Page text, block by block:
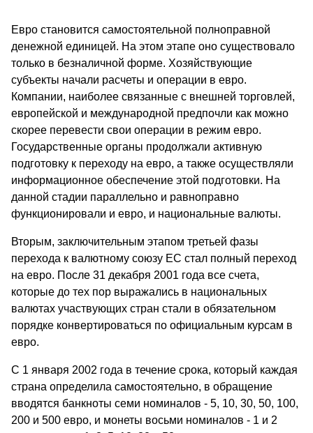
Евро становится самостоятельной полноправной
денежной единицей. На этом этапе оно существовало
только в безналичной форме. Хозяйствующие
субъекты начали расчеты и операции в евро.
Компании, наиболее связанные с внешней торговлей,
европейской и международной предпочли как можно
скорее перевести свои операции в режим евро.
Государственные органы продолжали активную
подготовку к переходу на евро, а также осуществляли
информационное обеспечение этой подготовки. На
данной стадии параллельно и равноправно
функционировали и евро, и национальные валюты.
Вторым, заключительным этапом третьей фазы
перехода к валютному союзу ЕС стал полный переход
на евро. После 31 декабря 2001 года все счета,
которые до тех пор выражались в национальных
валютах участвующих стран стали в обязательном
порядке конвертироваться по официальным курсам в
евро.
С 1 января 2002 года в течение срока, который каждая
страна определила самостоятельно, в обращение
вводятся банкноты семи номиналов - 5, 10, 30, 50, 100,
200 и 500 евро, и монеты восьми номиналов - 1 и 2